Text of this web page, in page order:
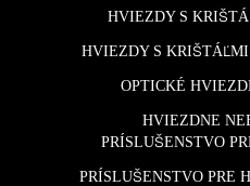
HVIEZDY S
HVIEZDY S
OPTICKÉ
HVIEZDNE
PRÍSLUŠENSTVO
PRÍSLUŠENSTVO PRE